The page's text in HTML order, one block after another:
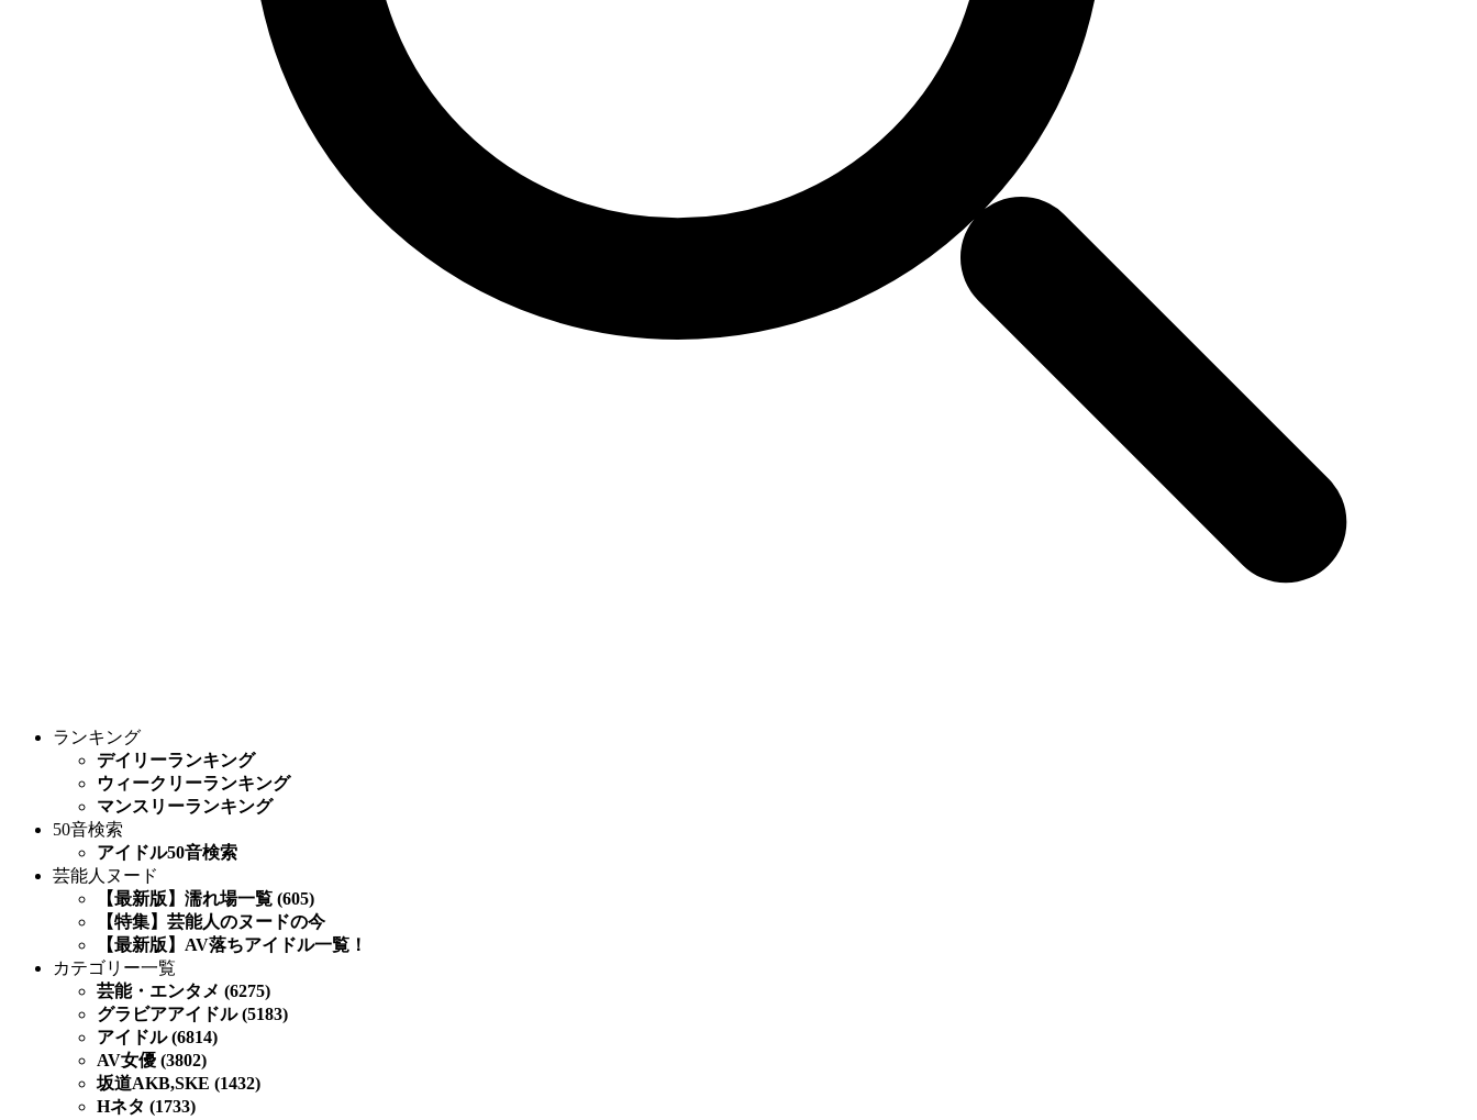
ランキング
デイリーランキング
ウィークリーランキング
マンスリーランキング
50音検索
アイドル50音検索
芸能人ヌード
【最新版】濡れ場一覧 (605)
【特集】芸能人のヌードの今
【最新版】AV落ちアイドル一覧！
カテゴリー一覧
芸能・エンタメ (6275)
グラビアアイドル (5183)
アイドル (6814)
AV女優 (3802)
坂道AKB,SKE (1432)
Hネタ (1733)